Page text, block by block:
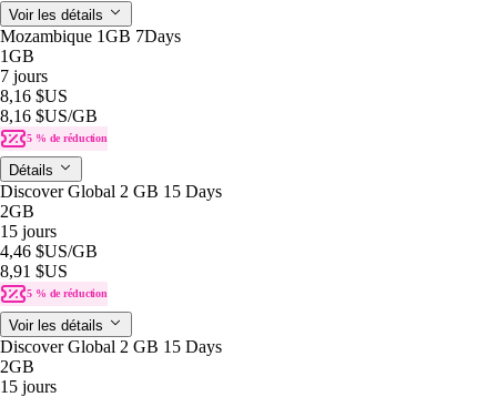
Voir les détails
Mozambique 1GB 7Days
1GB
7 jours
8,16 $US
8,16 $US/GB
5 % de réduction
Détails
Discover Global 2 GB 15 Days
2GB
15 jours
4,46 $US/GB
8,91 $US
5 % de réduction
Voir les détails
Discover Global 2 GB 15 Days
2GB
15 jours